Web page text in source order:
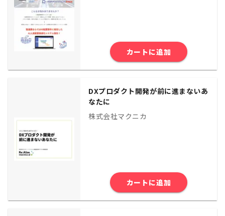
カートに追加
DXプロダクト開発が前に進まないあ
なたに
株式会社マクニカ
カートに追加